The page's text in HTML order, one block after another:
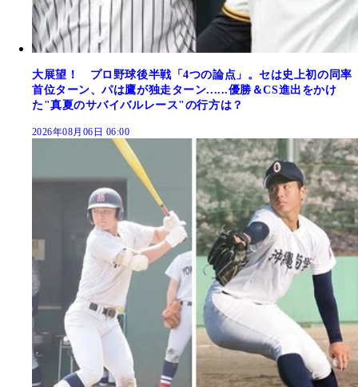
大展望！ プロ野球後半戦「4つの論点」。セは史上初の同率
首位ターン、パは鷹が独走ターン......優勝＆CS進出をかけ
た"真夏のサバイバルレース"の行方は？
2026年08月06日 06:00